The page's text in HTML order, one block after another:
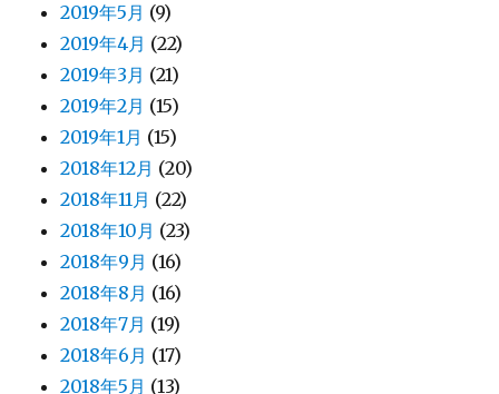
2019年5月 (9)
2019年4月 (22)
2019年3月 (21)
2019年2月 (15)
2019年1月 (15)
2018年12月 (20)
2018年11月 (22)
2018年10月 (23)
2018年9月 (16)
2018年8月 (16)
2018年7月 (19)
2018年6月 (17)
2018年5月 (13)